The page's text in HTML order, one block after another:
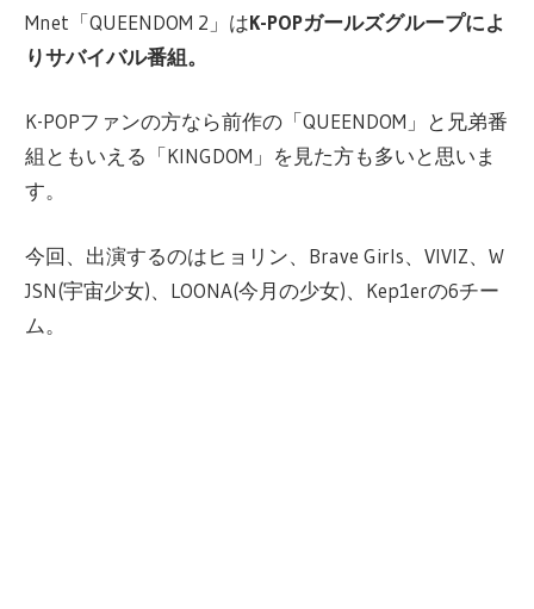
Mnet「QUEENDOM 2」はK-POPガールズグループによ
りサバイバル番組。
K-POPファンの方なら前作の「QUEENDOM」と兄弟番
組ともいえる「KINGDOM」を見た方も多いと思いま
す。
今回、出演するのはヒョリン、Brave Girls、VIVIZ、W
JSN(宇宙少女)、LOONA(今月の少女)、Kep1erの6チー
ム。